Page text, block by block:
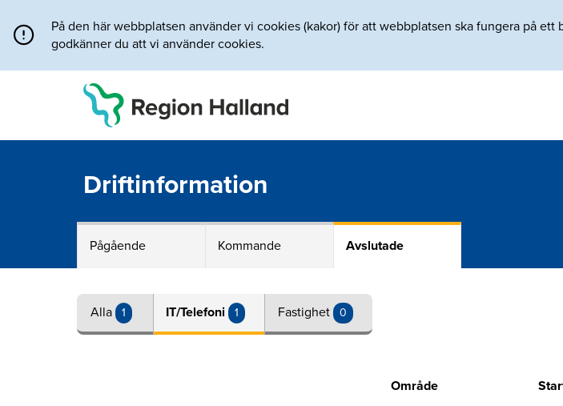
På den här webbplatsen använder vi cookies (kakor) för att webbplatsen ska fungera på ett
godkänner du att vi använder cookies.
Driftinformation
Pågående Kommande Avslutade
Alla 1 IT/Telefoni 1 Fastighet 0
Område